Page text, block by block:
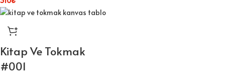
Kitap Ve Tokmak
#001